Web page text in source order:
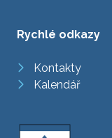
Rychlé odkazy
Kontakty
Kalendář